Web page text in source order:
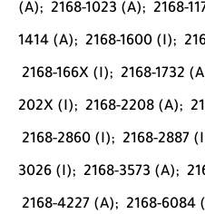
(A); 2168-1023 (A); 2168-
1414 (A); 2168-1600 (I);
2168-166X (I); 2168-1732
202X (I); 2168-2208 (A);
2168-2860 (I); 2168-2887
3026 (I); 2168-3573 (A);
2168-4227 (A); 2168-6084